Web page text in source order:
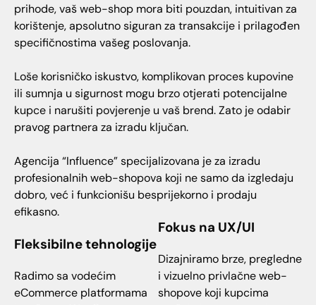
prihode, vaš web-shop mora biti pouzdan, intuitivan za
korištenje, apsolutno siguran za transakcije i prilagođen
specifičnostima vašeg poslovanja.
Loše korisničko iskustvo, komplikovan proces kupovine
ili sumnja u sigurnost mogu brzo otjerati potencijalne
kupce i narušiti povjerenje u vaš brend. Zato je odabir
pravog partnera za izradu ključan.
Agencija “Influence” specijalizovana je za izradu
profesionalnih web-shopova koji ne samo da izgledaju
dobro, već i funkcionišu besprijekorno i prodaju
efikasno.
Fleksibilne tehnologije
Radimo sa vodećim
eCommerce platformama
Fokus na UX/UI
Dizajniramo brze, pregledne
i vizuelno privlačne web-
shopove koji kupcima